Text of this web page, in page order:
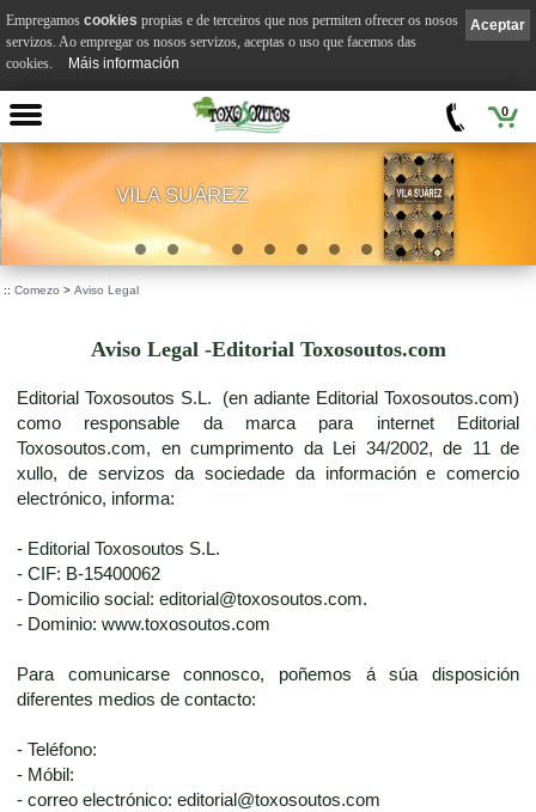
0
VILA SUÁREZ
:: Comezo > Aviso Legal
Aviso Legal -Editorial Toxosoutos.com
Editorial Toxosoutos S.L. (en adiante Editorial Toxosoutos.com)
como responsable da marca para internet Editorial
Toxosoutos.com, en cumprimento da Lei 34/2002, de 11 de
xullo, de servizos da sociedade da información e comercio
electrónico, informa:
- Editorial Toxosoutos S.L.
- CIF: B-15400062
- Domicilio social: editorial@toxosoutos.com.
- Dominio: www.toxosoutos.com
Para comunicarse connosco, poñemos á súa disposición
diferentes medios de contacto:
- Teléfono:
- Móbil:
- correo electrónico: editorial@toxosoutos.com
Aceptar
Empregamos cookies propias e de terceiros que nos permiten ofrecer os nosos
servizos. Ao empregar os nosos servizos, aceptas o uso que facemos das
cookies.
Máis información